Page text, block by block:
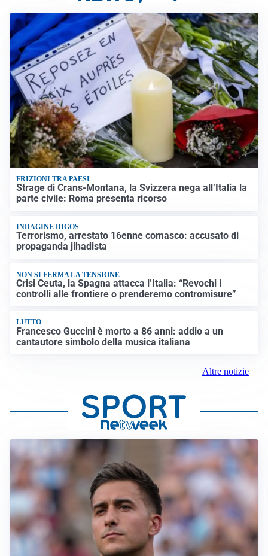
FRIZIONI TRA PAESI
Strage di Crans-Montana, la Svizzera nega all’Italia la
parte civile: Roma presenta ricorso
INDAGINE DIGOS
Terrorismo, arrestato 16enne comasco: accusato di
propaganda jihadista
NON SI FERMA LA TENSIONE
Crisi Ceuta, la Spagna attacca l’Italia: “Revochi i
controlli alle frontiere o prenderemo contromisure”
LUTTO
Francesco Guccini è morto a 86 anni: addio a un
cantautore simbolo della musica italiana
Altre notizie